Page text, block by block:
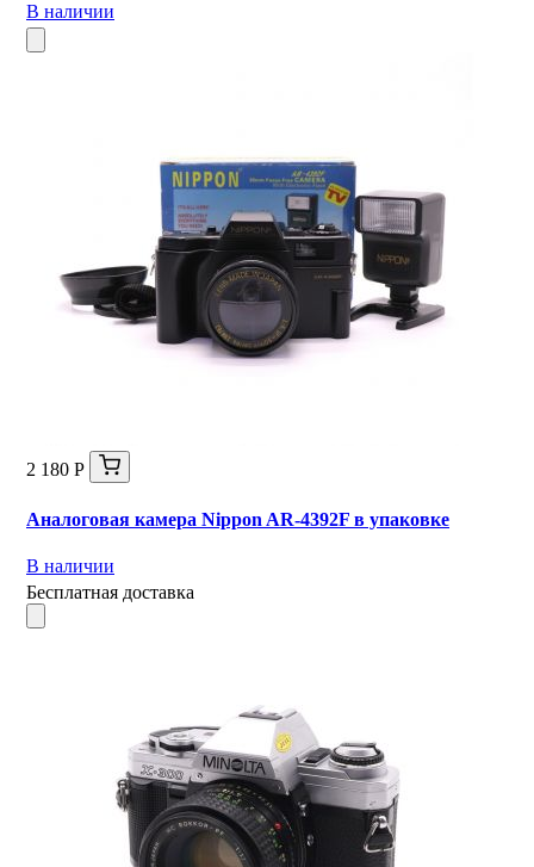
В наличии
2 180 Р
Аналоговая камера Nippon AR-4392F в упаковке
В наличии
Бесплатная доставка